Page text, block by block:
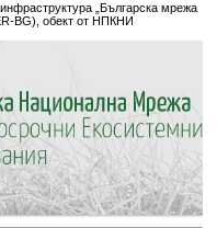
„Българска мрежа
BG), обект от НПКНИ